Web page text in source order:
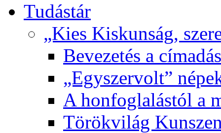
Tudástár
„Kies Kiskunság,
Bevezetés a
„Egyszervolt”
A honfoglalástól a
Törökvilág